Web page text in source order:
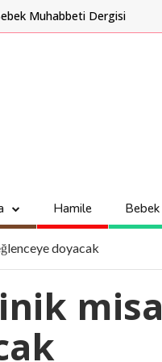
Muhabbeti Dergisi
Hamile Bebek
doyacak